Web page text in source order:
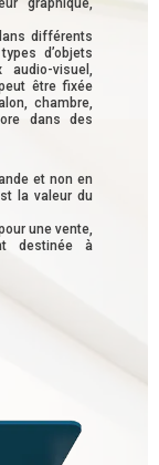
graphique,
différents
d’objets
audio-visuel,
être fixée
chambre,
dans des
et non en
la valeur du
une vente,
destinée à